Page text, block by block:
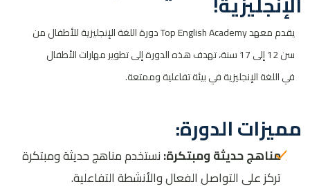
يقدم معهدTop English Academyدورة اللغة الإنجليزية للأطفال من
سن 12 إلى 17 سنة، تهدف هذه الدورة إلى تطوير مهارات الأطفال
في اللغة الإنجليزية في بيئة تفاعلية وممتعة.
مميزات الدورة:
مناهج حديثة ومبتكرة:نستخدم مناهج حديثة ومبتكرة
تركز على التواصل الفعال والأنشطة التفاعلية.